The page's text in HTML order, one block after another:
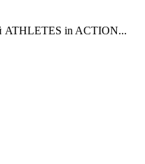
ATHLETES in ACTION...